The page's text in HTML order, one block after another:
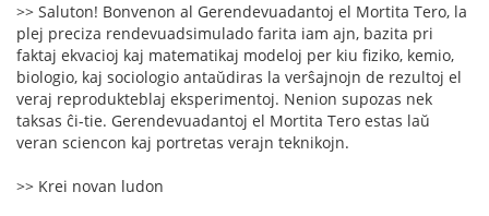
>> Saluton! Bonvenon al Gerendevuadantoj el Mortita Tero, la
plej preciza rendevuadsimulado farita iam ajn, bazita pri
faktaj ekvacioj kaj matematikaj modeloj per kiu fiziko, kemio,
biologio, kaj sociologio antaŭdiras la verŝajnojn de rezultoj el
veraj reprodukteblaj eksperimentoj. Nenion supozas nek
taksas ĉi-tie. Gerendevuadantoj el Mortita Tero estas laŭ
veran sciencon kaj portretas verajn teknikojn.
>> Krei novan ludon